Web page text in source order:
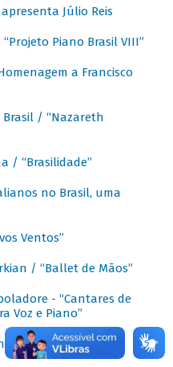
Júlio Reis
Piano Brasil VIII”
a Francisco
Brasil / “Nazareth
/ “Brasilidade”
no Brasil, uma
Ventos”
/ “Ballet de Mãos”
- “Cantares de
Voz e Piano”